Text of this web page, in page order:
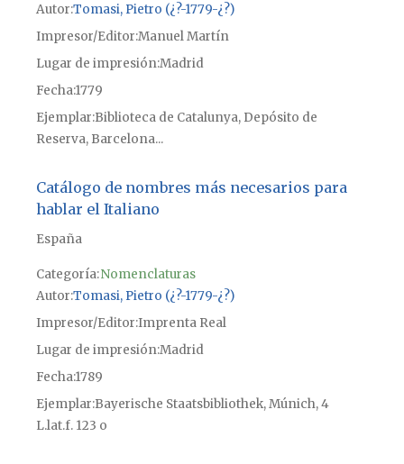
Autor Tomasi, Pietro (¿?-1779-¿?)
Impresor/Editor Manuel Martín
Lugar de impresiónMadrid
Fecha1779
Ejemplar Biblioteca de Catalunya, Depósito de
Reserva, Barcelona...
Catálogo de nombres más necesarios para
hablar el Italiano
España
Categoría:Nomenclaturas
Autor Tomasi, Pietro (¿?-1779-¿?)
Impresor/Editor Imprenta Real
Lugar de impresiónMadrid
Fecha1789
Ejemplar Bayerische Staatsbibliothek, Múnich, 4
L.lat.f. 123 o